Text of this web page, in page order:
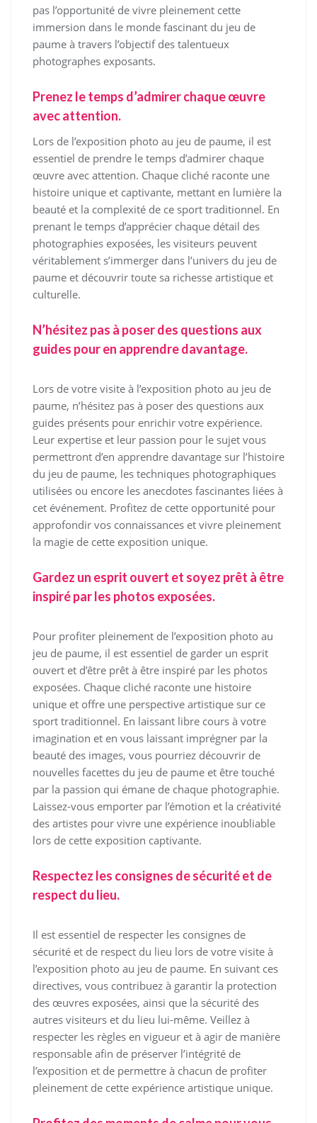
pas l’opportunité de vivre pleinement cette
immersion dans le monde fascinant du jeu de
paume à travers l’objectif des talentueux
photographes exposants.
Prenez le temps d’admirer chaque œuvre
avec attention.
Lors de l’exposition photo au jeu de paume, il est
essentiel de prendre le temps d’admirer chaque
œuvre avec attention. Chaque cliché raconte une
histoire unique et captivante, mettant en lumière la
beauté et la complexité de ce sport traditionnel. En
prenant le temps d’apprécier chaque détail des
photographies exposées, les visiteurs peuvent
véritablement s’immerger dans l’univers du jeu de
paume et découvrir toute sa richesse artistique et
culturelle.
N’hésitez pas à poser des questions aux
guides pour en apprendre davantage.
Lors de votre visite à l’exposition photo au jeu de
paume, n’hésitez pas à poser des questions aux
guides présents pour enrichir votre expérience.
Leur expertise et leur passion pour le sujet vous
permettront d’en apprendre davantage sur l’histoire
du jeu de paume, les techniques photographiques
utilisées ou encore les anecdotes fascinantes liées à
cet événement. Profitez de cette opportunité pour
approfondir vos connaissances et vivre pleinement
la magie de cette exposition unique.
Gardez un esprit ouvert et soyez prêt à être
inspiré par les photos exposées.
Pour profiter pleinement de l’exposition photo au
jeu de paume, il est essentiel de garder un esprit
ouvert et d’être prêt à être inspiré par les photos
exposées. Chaque cliché raconte une histoire
unique et offre une perspective artistique sur ce
sport traditionnel. En laissant libre cours à votre
imagination et en vous laissant imprégner par la
beauté des images, vous pourriez découvrir de
nouvelles facettes du jeu de paume et être touché
par la passion qui émane de chaque photographie.
Laissez-vous emporter par l’émotion et la créativité
des artistes pour vivre une expérience inoubliable
lors de cette exposition captivante.
Respectez les consignes de sécurité et de
respect du lieu.
Il est essentiel de respecter les consignes de
sécurité et de respect du lieu lors de votre visite à
l’exposition photo au jeu de paume. En suivant ces
directives, vous contribuez à garantir la protection
des œuvres exposées, ainsi que la sécurité des
autres visiteurs et du lieu lui-même. Veillez à
respecter les règles en vigueur et à agir de manière
responsable afin de préserver l’intégrité de
l’exposition et de permettre à chacun de profiter
pleinement de cette expérience artistique unique.